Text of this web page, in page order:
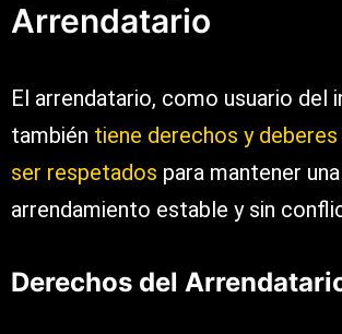
Arrendatario
El arrendatario, como usuario del
también tiene derechos y
ser respetados para mantener
arrendamiento estable y sin
Derechos del